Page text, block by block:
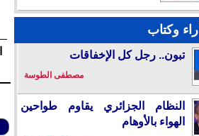
أراء وكتاب
تبون.. رجل كل الإخفاقات
مصطفى الطوسة
النظام الجزائري يقاوم طواحين
الهواء بالأوهام